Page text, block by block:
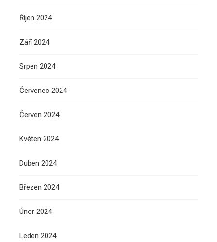
Říjen 2024
Září 2024
Srpen 2024
Červenec 2024
Červen 2024
Květen 2024
Duben 2024
Březen 2024
Únor 2024
Leden 2024